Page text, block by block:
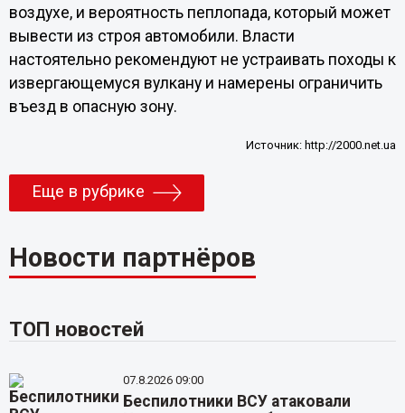
воздухе, и вероятность пеплопада, который может
вывести из строя автомобили. Власти
настоятельно рекомендуют не устраивать походы к
извергающемуся вулкану и намерены ограничить
въезд в опасную зону.
Источник: http://2000.net.ua
Еще в рубрике
Новости партнёров
ТОП новостей
07.8.2026 09:00
Беспилотники ВСУ атаковали